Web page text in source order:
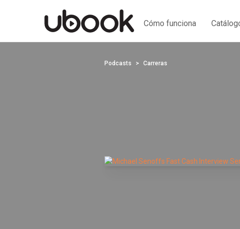
Cómo funciona
Podcasts Carreras